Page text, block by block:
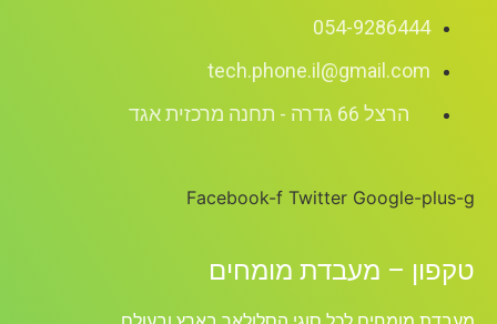
054-9286444
tech.phone.il@gmail.com
הרצל 66 גדרה - תחנה מרכזית אגד
Facebook-f Twitter Google-plus-g
טקפון – מעבדת מומחים